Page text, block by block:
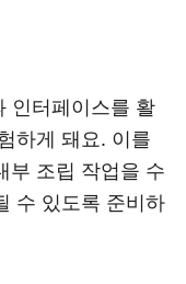
인터페이스를 활
하게 돼요. 이를
부 조립 작업을 수
수 있도록 준비하